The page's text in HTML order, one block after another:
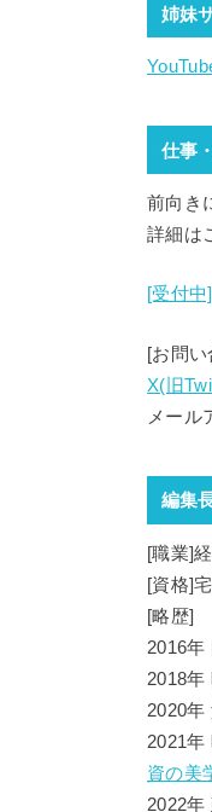
姉妹
仕事
前向き
詳細は
[受付
[お問い
X(旧
メール
編集
[職業]
[資格]
[略歴]
2016
2018年
2020年
2021年
資の美
2022年